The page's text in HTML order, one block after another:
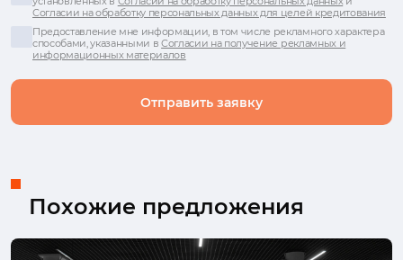
Отправить заявку
Согласии на обработку персональных данных для целей кредитования
Предоставление мне информации, в том числе рекламного характера
способами, указанными вСогласии на получение рекламных и
информационных материалов
Похожие предложения